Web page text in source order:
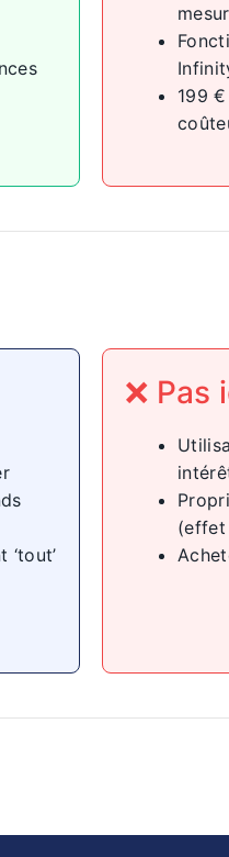
199
❌
(effet